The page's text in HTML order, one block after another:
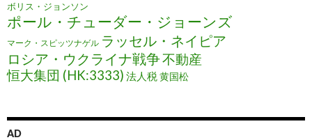
ボリス・ジョンソン
ポール・チューダー・ジョーンズ
マーク・スピッツナゲル ラッセル・ネイピア
ロシア・ウクライナ戦争不動産
恒大集団 (HK:3333) 法人税黄国松
AD